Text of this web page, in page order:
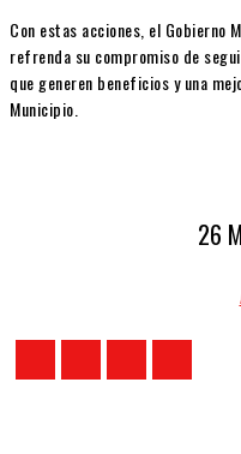
Con estas acciones, el Gobierno
refrenda su compromiso de
que generen beneficios y una
Municipio.
26